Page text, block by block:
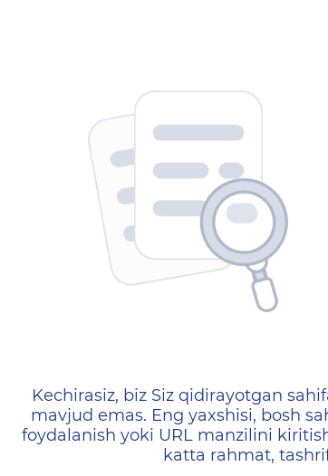
404 — Страница не
Kechirasiz, biz Siz qidirayotgan
mavjud emas. Eng yaxshisi, bosh
foydalanish yoki URL manzilini
katta rahmat,